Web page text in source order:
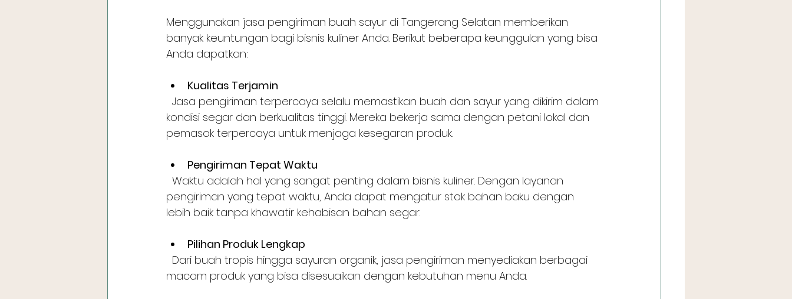
Menggunakan jasa pengiriman buah sayur di Tangerang Selatan memberikan
banyak keuntungan bagi bisnis kuliner Anda. Berikut beberapa keunggulan yang bisa
Anda dapatkan:
Kualitas Terjamin
kondisi segar dan berkualitas tinggi. Mereka bekerja sama dengan petani lokal dan
pemasok terpercaya untuk menjaga kesegaran produk.
Pengiriman Tepat Waktu
pengiriman yang tepat waktu, Anda dapat mengatur stok bahan baku dengan
lebih baik tanpa khawatir kehabisan bahan segar.
Pilihan Produk Lengkap
macam produk yang bisa disesuaikan dengan kebutuhan menu Anda.